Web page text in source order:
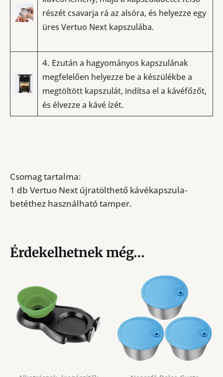
részét csavarja rá az alsóra, és helyezze egy
üres Vertuo Next kapszulába.
4. Ezután a hagyományos kapszulának
megfelelően helyezze be a készülékbe a
megtöltött kapszulát, indítsa el a kávéfőzőt,
és élvezze a kávé ízét.
Csomag tartalma:
1 db Vertuo Next újratölthető kávékapszula-
betéthez használható tamper.
Érdekelhetnek még…